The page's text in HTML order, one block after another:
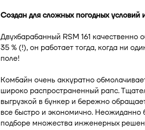
Создан для сложных погодных условий
Двухбарабанный RSM 161
35 % (!), он работает тогда, когда ни
поле!
Комбайн очень аккуратно
широко распространенный рапс.
выгрузкой в бункер и бережно
все быстро и экономично. Неожиданно
подборе множества инженерных